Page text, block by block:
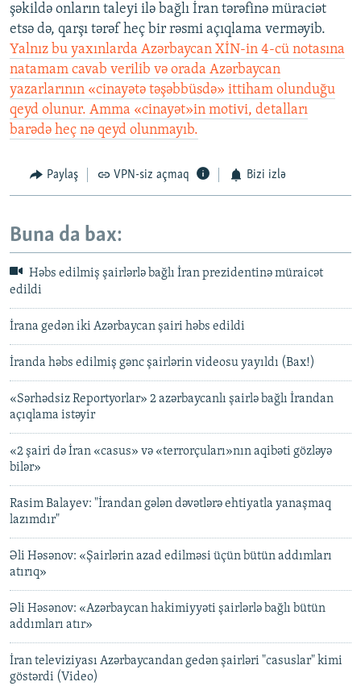
şəkildə onların taleyi ilə bağlı İran tərəfinə müraciət
etsə də, qarşı tərəf heç bir rəsmi açıqlama verməyib.
Yalnız bu yaxınlarda Azərbaycan XİN-in 4-cü notasına
natamam cavab verilib və orada Azərbaycan
yazarlarının «cinayətə təşəbbüsdə» ittiham olunduğu
qeyd olunur. Amma «cinayət»in motivi, detalları
barədə heç nə qeyd olunmayıb.
Paylaş VPN-siz açmaq Bizi izlə
Buna da bax:
Həbs edilmiş şairlərlə bağlı İran prezidentinə müraicət
edildi
İrana gedən iki Azərbaycan şairi həbs edildi
İranda həbs edilmiş gənc şairlərin videosu yayıldı (Bax!)
«Sərhədsiz Reportyorlar» 2 azərbaycanlı şairlə bağlı İrandan
açıqlama istəyir
«2 şairi də İran «casus» və «terrorçuları»nın aqibəti gözləyə
bilər»
Rasim Balayev: "İrandan gələn dəvətlərə ehtiyatla yanaşmaq
lazımdır"
Əli Həsənov: «Şairlərin azad edilməsi üçün bütün addımları
atırıq»
Əli Həsənov: «Azərbaycan hakimiyyəti şairlərlə bağlı bütün
addımları atır»
İran televiziyası Azərbaycandan gedən şairləri "casuslar" kimi
göstərdi (Video)